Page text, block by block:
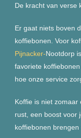
De kracht van verse
Er gaat niets boven
koffiebonen. Voor
Pijnacker-Nootdorp
favoriete
hoe onze service
Koffie is niet
rust, een boost voor
koffiebonen